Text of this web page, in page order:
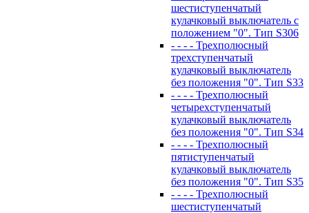
шестиступенчатый
кулачковый выключатель с
положением "0". Тип S306
- - - - Трехполюсный
трехступенчатый
кулачковый выключатель
без положения "0". Тип S33
- - - - Трехполюсный
четырехступенчатый
кулачковый выключатель
без положения "0". Тип S34
- - - - Трехполюсный
пятиступенчатый
кулачковый выключатель
без положения "0". Тип S35
- - - - Трехполюсный
шестиступенчатый